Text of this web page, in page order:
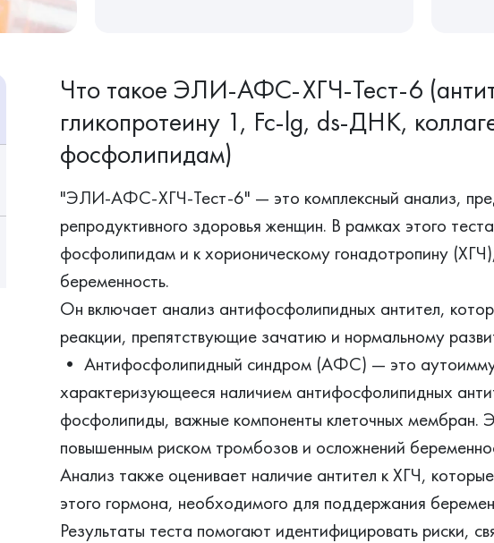
Что такое ЭЛИ-АФС-ХГЧ-Тест-6
гликопротеину 1, Fc-lg, ds-ДНК,
фосфолипидам)
"ЭЛИ-АФС-ХГЧ-Тест-6" — это комплексный анализ,
репродуктивного здоровья женщин. В рамках этого
фосфолипидам и к хорионическому гонадотропину
беременность.
Он включает анализ антифосфолипидных антител,
реакции, препятствующие зачатию и нормальному
• Антифосфолипидный синдром (АФС) — это
характеризующееся наличием антифосфолипидных
фосфолипиды, важные компоненты клеточных мембран.
повышенным риском тромбозов и осложнений
Анализ также оценивает наличие антител к ХГЧ,
этого гормона, необходимого для поддержания
Результаты теста помогают идентифицировать риски,